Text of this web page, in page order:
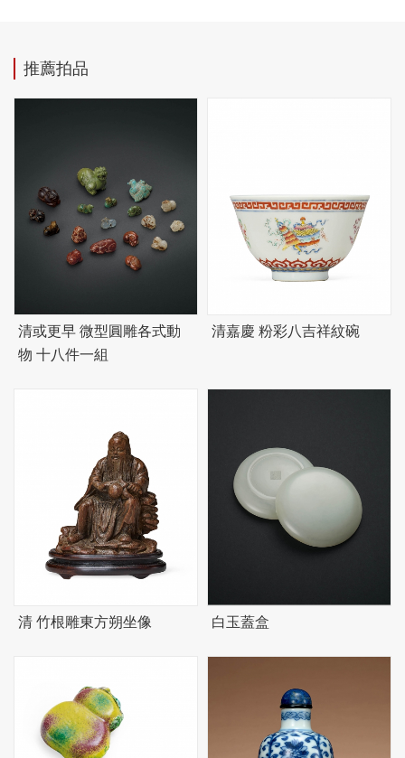
推薦拍品
清或更早 微型圓雕各式動
物 十八件一組
清嘉慶 粉彩八吉祥紋碗
清 竹根雕東方朔坐像 白玉蓋盒